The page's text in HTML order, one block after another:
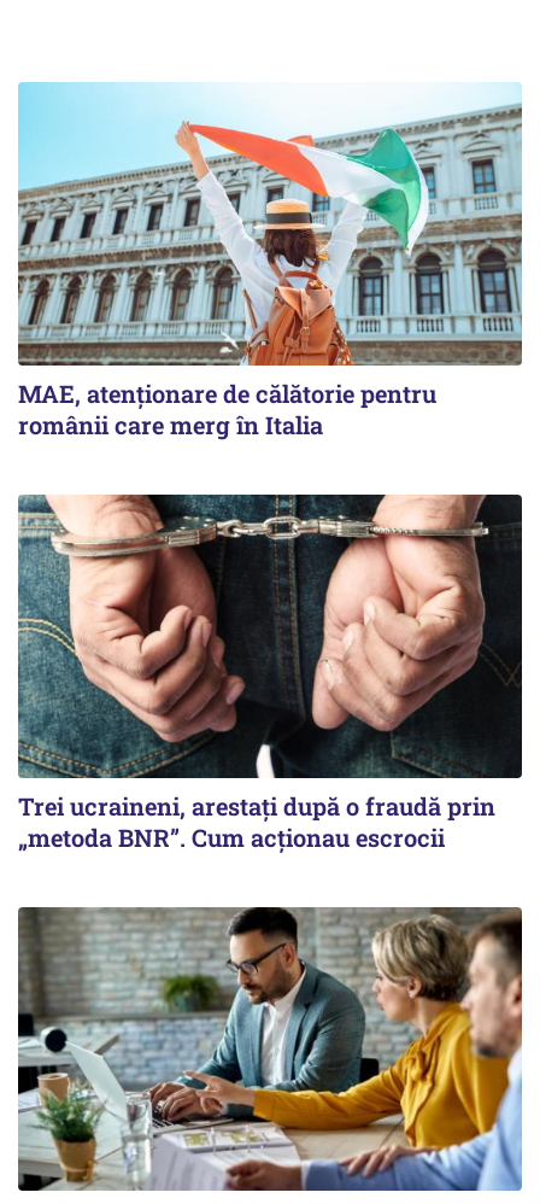
MAE, atenționare de călătorie pentru
românii care merg în Italia
Trei ucraineni, arestați după o fraudă prin
„metoda BNR”. Cum acționau escrocii